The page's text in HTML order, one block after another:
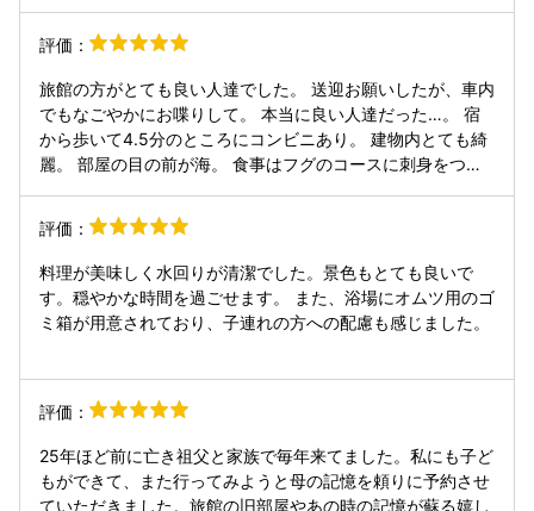
グル評価だけでは料理の種類や質までは正確に把握できない
という勉強にもなりました。
評価：
旅館の方がとても良い人達でした。 送迎お願いしたが、車内
でもなごやかにお喋りして。 本当に良い人達だった…。 宿
から歩いて4.5分のところにコンビニあり。 建物内とても綺
麗。 部屋の目の前が海。 食事はフグのコースに刺身をつけ
た。 白子の焼いたのと天ぷらを夫と半分こ。 白子は本当に
うまい…。 刺身や唐揚げ、白子入り茶碗蒸し、焼いたのフグ
と鍋。雑炊。 雑炊マジで美味しかった。 デザートは選べる
アイス。 伊勢海老の刺身もついて満足。 朝ご飯は干物とか
しらすとか。 本当に良かった。
評価：
料理が美味しく水回りが清潔でした。景色もとても良いで
す。穏やかな時間を過ごせます。 また、浴場にオムツ用のゴ
ミ箱が用意されており、子連れの方への配慮も感じました。
評価：
25年ほど前に亡き祖父と家族で毎年来てました。私にも子ど
もができて、また行ってみようと母の記憶を頼りに予約させ
ていただきました。旅館の旧部屋やあの時の記憶が蘇る嬉し